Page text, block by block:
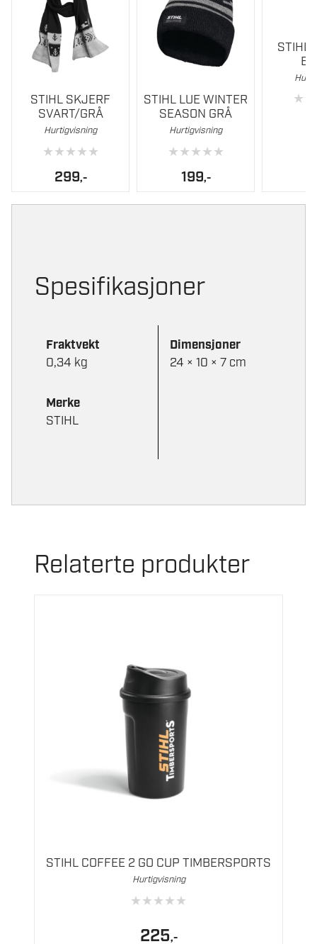
STIHL SKJERF
SVART/GRÅ
Hurtigvisning
★★★★★
299,-
STIHL LUE WINTER
SEASON GRÅ
Hurtigvisning
★★★★★
199,-
STIHL
★
Spesifikasjoner
Fraktvekt
0,34 kg
Dimensjoner
24 × 10 × 7 cm
Merke
STIHL
Relaterte produkter
STIHL COFFEE 2 GO CUP TIMBERSPORTS
Hurtigvisning
★★★★★
225,-